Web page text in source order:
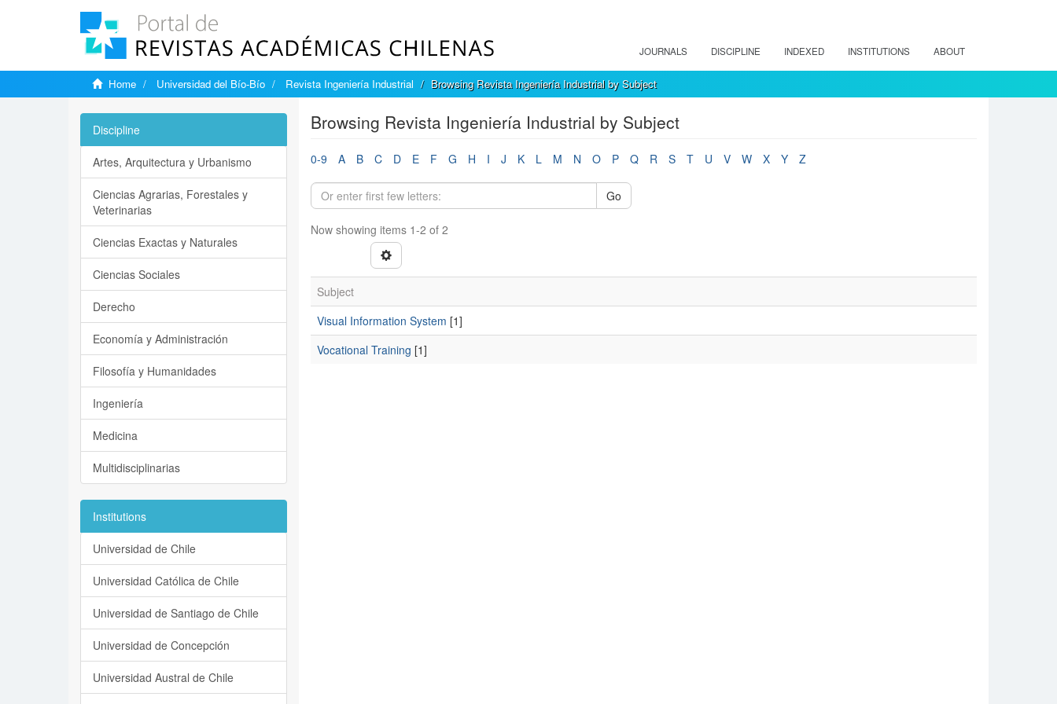
JOURNALS DISCIPLINE INDEXED INSTITUTIONS ABOUT
Home Universidad del Bío-Bío Revista Ingeniería Industrial Browsing Revista Ingeniería Industrial by Subject
Browsing Revista Ingeniería Industrial by Subject
0-9 A B C D E F G H I J K L M N O P Q R S T U V W X Y Z
Go
Now showing items 1-2 of 2
Subject
Visual Information System [1]
Vocational Training [1]
Discipline
Artes, Arquitectura y Urbanismo
Ciencias Agrarias, Forestales y
Veterinarias
Ciencias Exactas y Naturales
Ciencias Sociales
Derecho
Economía y Administración
Filosofía y Humanidades
Ingeniería
Medicina
Multidisciplinarias
Institutions
Universidad de Chile
Universidad Católica de Chile
Universidad de Santiago de Chile
Universidad de Concepción
Universidad Austral de Chile